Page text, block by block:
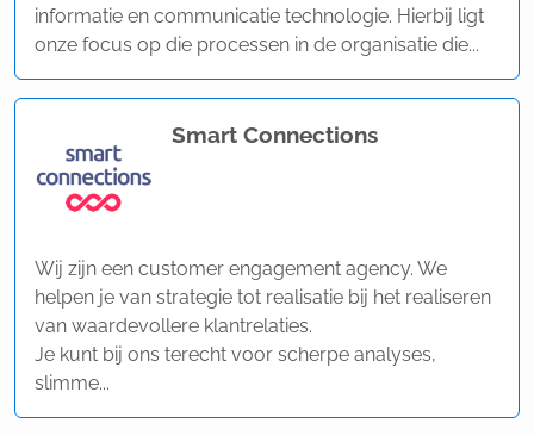
informatie en communicatie technologie. Hierbij ligt
onze focus op die processen in de organisatie die...
Smart Connections
Wij zijn een customer engagement agency. We
helpen je van strategie tot realisatie bij het realiseren
van waardevollere klantrelaties.
Je kunt bij ons terecht voor scherpe analyses,
slimme...